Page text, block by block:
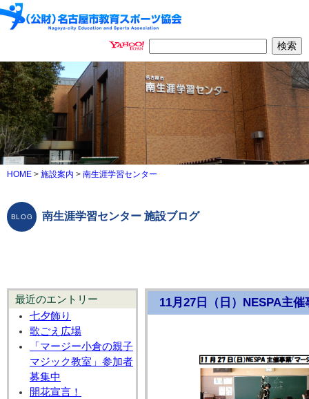
HOME > 施設案内 > 南生涯学習センター
南生涯学習センター 施設ブログ
最近のエントリー
七夕飾り
歌ごえ広場
「マージー小倉の親子
マジック教室」参加者
募集中
開花宣言！
11月27日（日）NESPA主